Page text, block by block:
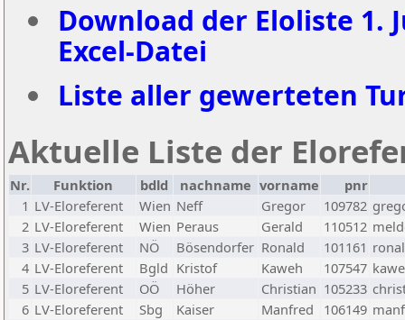
Download der Eloliste 1.
Excel-Datei
Liste aller gewerteten
Aktuelle Liste der
Nr. Funktion bdld nachname vorname
pnr
1 LV-Eloreferent Wien Neff Gregor 109782
2 LV-Eloreferent Wien Peraus Gerald 110512
3 LV-Eloreferent NÖ Bösendorfer Ronald 101161
4 LV-Eloreferent Bgld Kristof Kaweh 107547
5 LV-Eloreferent OÖ Höher Christian 105233
6 LV-Eloreferent Sbg Kaiser Manfred 106149